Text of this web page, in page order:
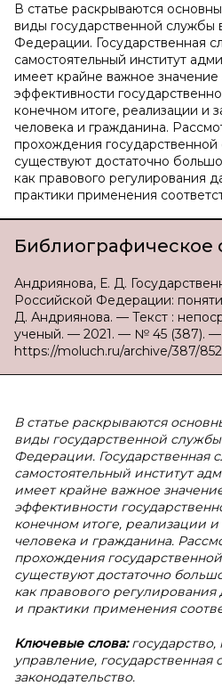
В статье раскрываются
виды государственной службы
Федерации. Государственная
самостоятельный институт
имеет крайне важное
эффективности
конечном итоге, реализации и
человека и гражданина.
прохождения государственной
существуют достаточно
как правового регулирования
практики применения
Библиографическое
Андриянова, Е. Д.
Российской Федерации:
Д. Андриянова. — Текст :
ученый. — 2021. — № 45 (387). —
https://moluch.ru/archive/387/
В статье раскрываются
виды государственной
Федерации. Государственная
самостоятельный институт
имеет крайне важное
эффективности
конечном итоге, реализации
человека и гражданина.
прохождения
существуют достаточно
как правового
и практики применения
Ключевые слова:
управление, государственная
законодательство.